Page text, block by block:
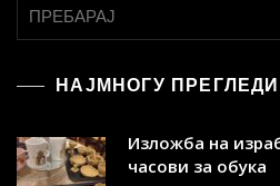
НАЈМНОГУ ПРЕГЛЕДИ
Изложба на
часови за обука